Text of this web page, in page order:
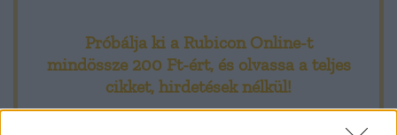
Próbálja ki a Rubicon Online-t
mindössze 200 Ft-ért, és olvassa a teljes
cikket, hirdetések nélkül!